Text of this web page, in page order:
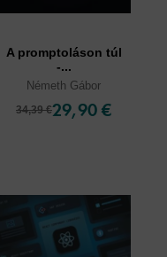
A promptoláson túl
-...
Németh Gábor
34,39 €29,90 €